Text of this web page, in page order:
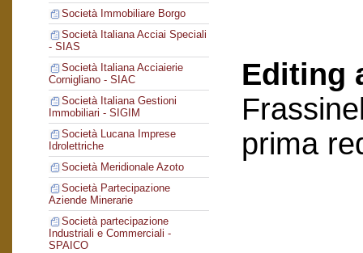
Società Immobiliare Borgo
Società Italiana Acciai Speciali
- SIAS
Società Italiana Acciaierie
Cornigliano - SIAC
Società Italiana Gestioni
Immobiliari - SIGIM
Società Lucana Imprese
Idrolettriche
Società Meridionale Azoto
Società Partecipazione
Aziende Minerarie
Società partecipazione
Industriali e Commerciali -
SPAICO
Editing
prima